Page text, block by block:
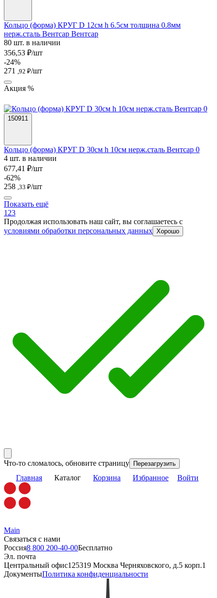
Кольцо (форма) КРУГ D 12см h 6.5см толщина 0.8мм
нерж.сталь Вентсар Вентсар
80 шт. в наличии
356,53 ₽/шт
-24%
271
,92 ₽/шт
Акция %
150911
Кольцо (форма) КРУГ D 30см h 10см нерж.сталь Вентсар 0
4 шт. в наличии
677,41 ₽/шт
-62%
258 ,33 ₽/шт
Показать ещё
1 23
Продолжая использовать наш сайт, вы соглашаетесь c
условиями обработки персональных данных Хорошо
Что-то сломалось, обновите страницу Перезагрузить
Главная Каталог Корзина Избранное Войти
Main
Связаться с нами
Россия8 800 200-40-00Бесплатно
Эл. почта
Центральный офис125319 Москва Черняховского, д.5 корп.1
ДокументыПолитика конфиденциальности